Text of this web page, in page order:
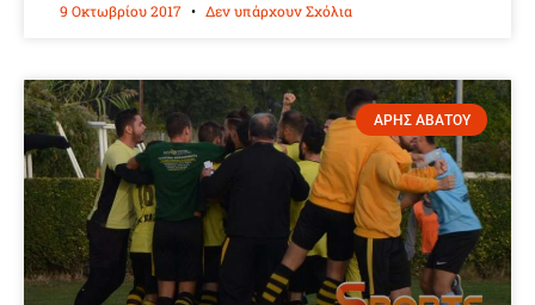
9 Οκτωβρίου 2017 Δεν υπάρχουν Σχόλια
ΑΡΗΣ ΑΒΑΤΟΥ